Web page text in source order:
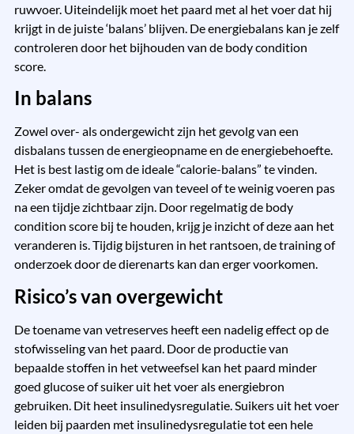
ruwvoer. Uiteindelijk moet het paard met al het voer dat hij
krijgt in de juiste ‘balans’ blijven. De energiebalans kan je zelf
controleren door het bijhouden van de body condition
score.
In balans
Zowel over- als ondergewicht zijn het gevolg van een
disbalans tussen de energieopname en de energiebehoefte.
Het is best lastig om de ideale “calorie-balans” te vinden.
Zeker omdat de gevolgen van teveel of te weinig voeren pas
na een tijdje zichtbaar zijn. Door regelmatig de body
condition score bij te houden, krijg je inzicht of deze aan het
veranderen is. Tijdig bijsturen in het rantsoen, de training of
onderzoek door de dierenarts kan dan erger voorkomen.
Risico’s van overgewicht
De toename van vetreserves heeft een nadelig effect op de
stofwisseling van het paard. Door de productie van
bepaalde stoffen in het vetweefsel kan het paard minder
goed glucose of suiker uit het voer als energiebron
gebruiken. Dit heet insulinedysregulatie. Suikers uit het voer
leiden bij paarden met insulinedysregulatie tot een hele